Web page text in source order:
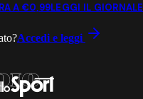
A €0,99LEGGI IL GIORNALE
Accedi e leggi